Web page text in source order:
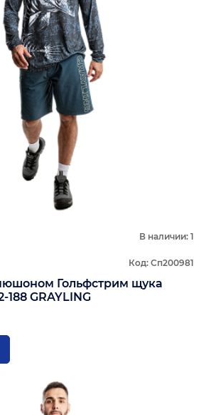
В наличии: 1
Код: Сп200981
Гольфстрим щука
188 GRAYLING